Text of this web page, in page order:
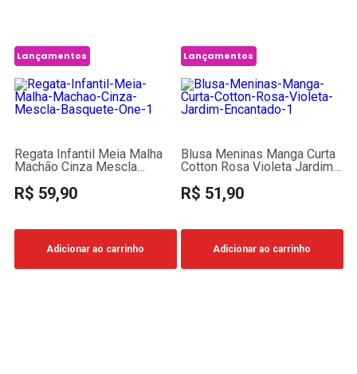
Lançamentos
Regata Infantil Meia Malha
Machão Cinza Mescla
R$ 59,90
Adicionar ao carrinho
Lançamentos
Blusa Meninas Manga Curta
Cotton Rosa Violeta Jardim
R$ 51,90
Adicionar ao carrinho